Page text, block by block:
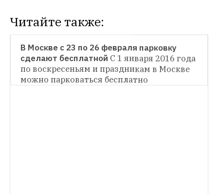
Читайте также:
ТРАНСПОРТ
Вестибюли трех станций метро закроют
ТРАНСПОРТ
В Москве с 23 по 26 февраля парковку
сделают бесплатной С 1 января 2016 года
по воскресеньям и праздникам в Москве
можно парковаться бесплатно